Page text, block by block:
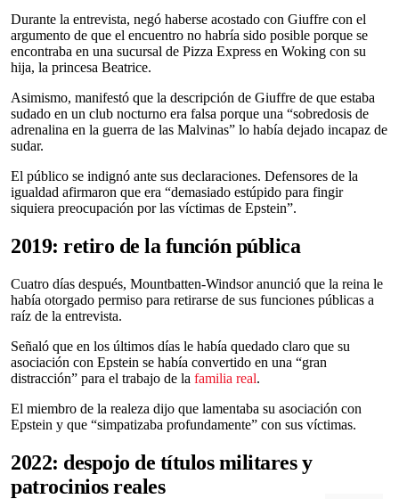
Durante la entrevista, negó haberse acostado con Giuffre con el
argumento de que el encuentro no habría sido posible porque se
encontraba en una sucursal de Pizza Express en Woking con su
hija, la princesa Beatrice.
Asimismo, manifestó que la descripción de Giuffre de que estaba
sudado en un club nocturno era falsa porque una “sobredosis de
adrenalina en la guerra de las Malvinas” lo había dejado incapaz de
sudar.
El público se indignó ante sus declaraciones. Defensores de la
igualdad afirmaron que era “demasiado estúpido para fingir
siquiera preocupación por las víctimas de Epstein”.
2019: retiro de la función pública
Cuatro días después, Mountbatten-Windsor anunció que la reina le
había otorgado permiso para retirarse de sus funciones públicas a
raíz de la entrevista.
Señaló que en los últimos días le había quedado claro que su
asociación con Epstein se había convertido en una “gran
distracción” para el trabajo de la familia real.
El miembro de la realeza dijo que lamentaba su asociación con
Epstein y que “simpatizaba profundamente” con sus víctimas.
2022: despojo de títulos militares y
patrocinios reales